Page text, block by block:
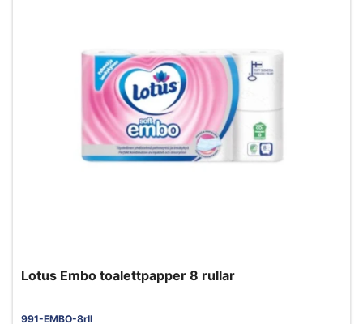
Lotus Embo toalettpapper 8 rullar
991-EMBO-8rll